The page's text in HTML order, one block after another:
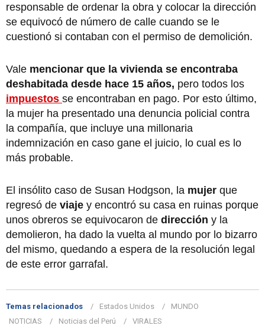
responsable de ordenar la obra y colocar la dirección
se equivocó de número de calle cuando se le
cuestionó si contaban con el permiso de demolición.
Vale mencionar que la vivienda se encontraba
deshabitada desde hace 15 años, pero todos los
impuestos se encontraban en pago. Por esto último,
la mujer ha presentado una denuncia policial contra
la compañía, que incluye una millonaria
indemnización en caso gane el juicio, lo cual es lo
más probable.
El insólito caso de Susan Hodgson, la mujer que
regresó de viaje y encontró su casa en ruinas porque
unos obreros se equivocaron de dirección y la
demolieron, ha dado la vuelta al mundo por lo bizarro
del mismo, quedando a espera de la resolución legal
de este error garrafal.
Temas relacionados Estados Unidos
MUNDO
NOTICIAS
Noticias del Perú VIRALES